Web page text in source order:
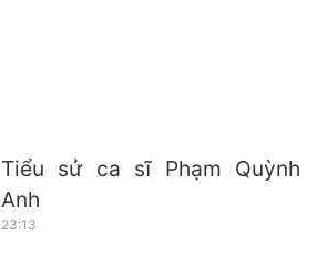
Tiểu sử ca sĩ Phạm Quỳnh
Anh
23:13